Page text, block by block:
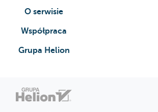
O serwisie
Współpraca
Grupa Helion